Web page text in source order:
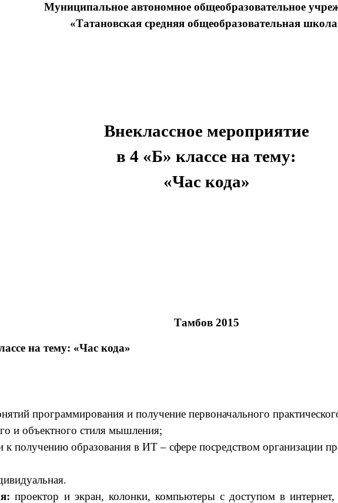
Муниципальное автономное общеобразовательное
«Татановская средняя общеобразовательная
Внеклассное мероприятие
в 4 «Б» классе на тему:
«Час кода»
Тамбов 2015
на тему: «Час кода»
программирования и получение первоначального
и объектного стиля мышления;
получению образования в ИТ – сфере посредством организации
проектор и экран, колонки, компьютеры с доступом в